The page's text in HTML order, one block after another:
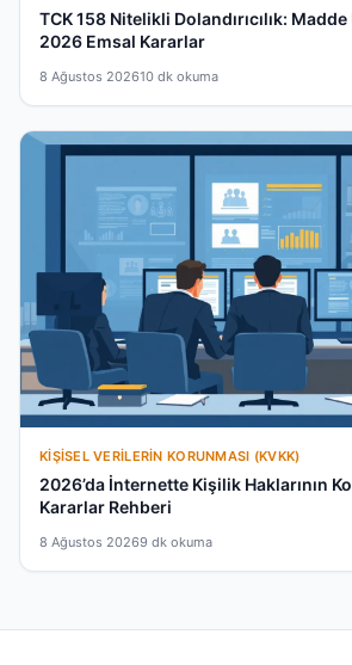
TCK 158 Nitelikli Dolandırıcılık:
2026 Emsal Kararlar
8 Ağustos 202610 dk okuma
KIŞISEL VERILERIN KORUNMASI (KVKK)
2026’da İnternette Kişilik Haklarının
Kararlar Rehberi
8 Ağustos 20269 dk okuma